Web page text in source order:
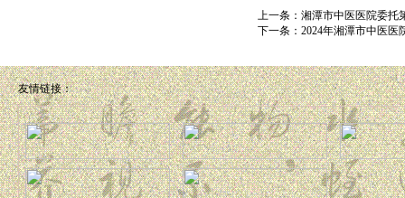
上一条： 湘潭市中医医院委托
下一条： 2024年湘潭市中医医
友情链接：